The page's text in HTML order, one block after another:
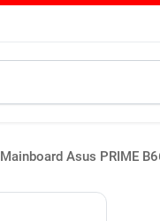
Mainboard Asus PRIME